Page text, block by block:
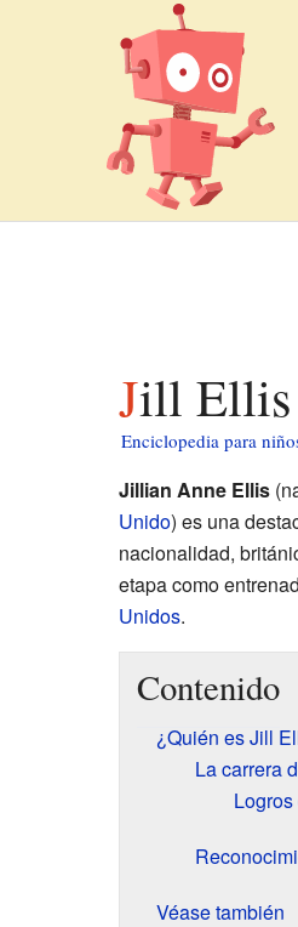
Jill
Enciclopedia para
Jillian Anne Ellis
Unido) es una
nacionalidad,
etapa como
Unidos.
Contenido
¿Quién es Jill
La carrera
Véase también